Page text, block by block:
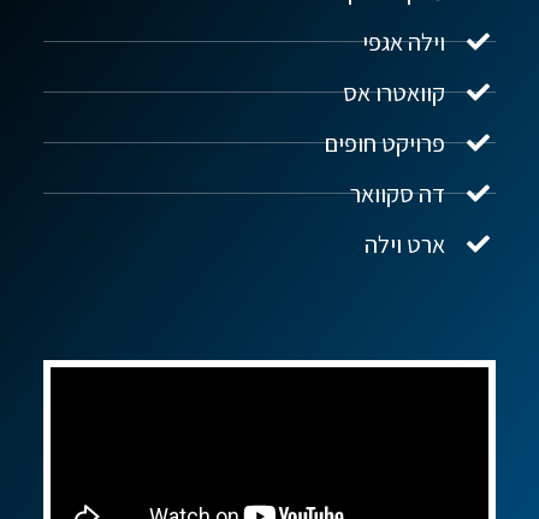
וילה אגפי
קוואטרו אס
פרויקט חופים
דה סקוואר
ארט וילה
נדל"ן ביוון G.R.E
שלום! איך אפשר לעזור?